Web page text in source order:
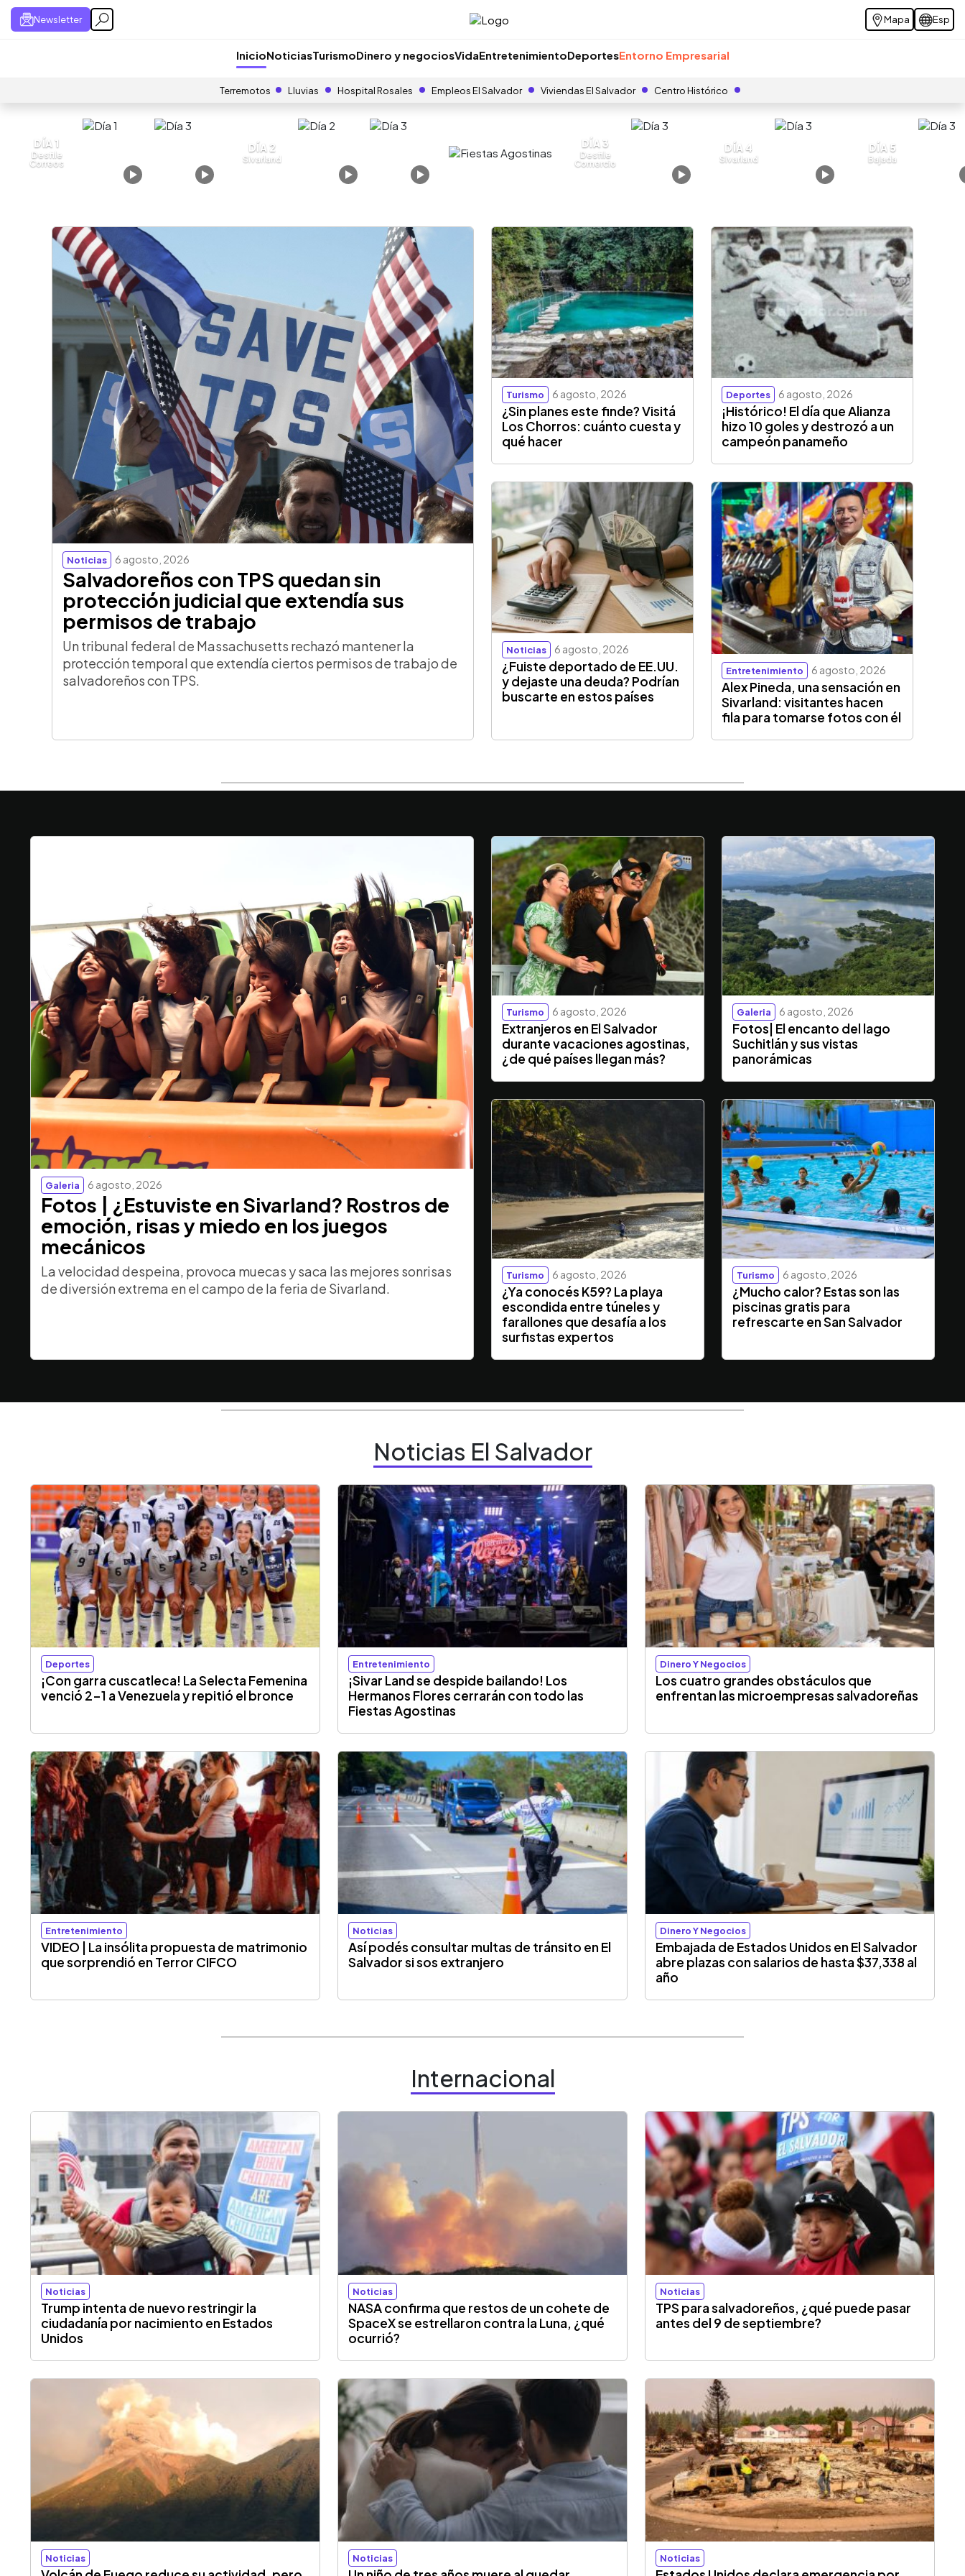
Newsletter Mapa Esp
InicioNoticiasTurismoDinero y negociosVidaEntretenimientoDeportesEntorno Empresarial
Terremotos Lluvias Hospital Rosales Empleos El Salvador Viviendas El Salvador Centro Histórico
DÍA 1
Desfile
Correos
DÍA 2
Sivarland
DÍA 3
Desfile
Comercio
DÍA 4
Sivarland
DÍA 5
Bajada
Noticias 6 agosto, 2026
Salvadoreños con TPS quedan sin
protección judicial que extendía sus
permisos de trabajo
Un tribunal federal de Massachusetts rechazó mantener la
protección temporal que extendía ciertos permisos de trabajo de
salvadoreños con TPS.
Turismo 6 agosto, 2026
¿Sin planes este finde? Visitá
Los Chorros: cuánto cuesta y
qué hacer
Deportes 6 agosto, 2026
¡Histórico! El día que Alianza
hizo 10 goles y destrozó a un
campeón panameño
Noticias 6 agosto, 2026
¿Fuiste deportado de EE.UU.
y dejaste una deuda? Podrían
buscarte en estos países
Entretenimiento 6 agosto, 2026
Alex Pineda, una sensación en
Sivarland: visitantes hacen
fila para tomarse fotos con él
Galeria 6 agosto, 2026
Fotos | ¿Estuviste en Sivarland? Rostros de
emoción, risas y miedo en los juegos
mecánicos
La velocidad despeina, provoca muecas y saca las mejores sonrisas
de diversión extrema en el campo de la feria de Sivarland.
Turismo 6 agosto, 2026
Extranjeros en El Salvador
durante vacaciones agostinas,
¿de qué países llegan más?
Galeria 6 agosto, 2026
Fotos| El encanto del lago
Suchitlán y sus vistas
panorámicas
Turismo 6 agosto, 2026
¿Ya conocés K59? La playa
escondida entre túneles y
farallones que desafía a los
surfistas expertos
Turismo 6 agosto, 2026
¿Mucho calor? Estas son las
piscinas gratis para
refrescarte en San Salvador
Noticias El Salvador
Deportes
¡Con garra cuscatleca! La Selecta Femenina
venció 2-1 a Venezuela y repitió el bronce
Entretenimiento
¡Sivar Land se despide bailando! Los
Hermanos Flores cerrarán con todo las
Fiestas Agostinas
Dinero Y Negocios
Los cuatro grandes obstáculos que
enfrentan las microempresas salvadoreñas
Entretenimiento
VIDEO | La insólita propuesta de matrimonio
que sorprendió en Terror CIFCO
Noticias
Así podés consultar multas de tránsito en El
Salvador si sos extranjero
Dinero Y Negocios
Embajada de Estados Unidos en El Salvador
abre plazas con salarios de hasta $37,338 al
año
Internacional
Noticias
Trump intenta de nuevo restringir la
ciudadanía por nacimiento en Estados
Unidos
Noticias
NASA confirma que restos de un cohete de
SpaceX se estrellaron contra la Luna, ¿qué
ocurrió?
Noticias
TPS para salvadoreños, ¿qué puede pasar
antes del 9 de septiembre?
Noticias Noticias Noticias